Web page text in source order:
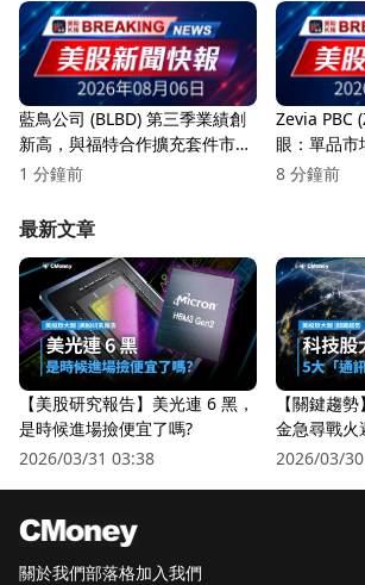
藍鳥公司 (BLBD) 第三季業績創
新高，與福特合作擴充套件市場
潛力！
1 分鐘前
Zevia PBC
眼：單品市
作引爆銷售！
8 分鐘前
最新文章
【美股研究報告】美光連 6 黑，
是時候進場撿便宜了嗎?
2026/03/31 03:38
【關鍵趨
金急尋戰火
衛星股」逆
2026/03/
關於我們部落格加入我們